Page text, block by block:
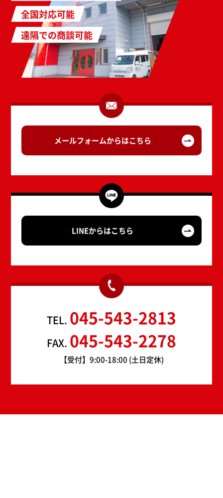
全国対応可能
遠隔での商談可能
メールフォームからはこちら
LINEからはこちら
TEL. 045-543-2813
FAX. 045-543-2278
【受付】9:00-18:00 (土日定休)